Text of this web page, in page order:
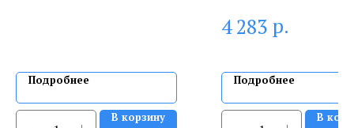
Подробнее
В корзину
4 283 р.
Подробнее
В